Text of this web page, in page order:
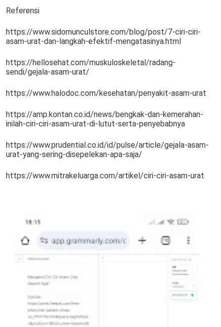
Referensi
https://www.sidomunculstore.com/blog/post/7-ciri-ciri-
asam-urat-dan-langkah-efektif-mengatasinya.html
https://hellosehat.com/muskuloskeletal/radang-
sendi/gejala-asam-urat/
https://www.halodoc.com/kesehatan/penyakit-asam-urat
https://amp.kontan.co.id/news/bengkak-dan-kemerahan-
inilah-ciri-ciri-asam-urat-di-lutut-serta-penyebabnya
https://www.prudential.co.id/id/pulse/article/gejala-asam-
urat-yang-sering-disepelekan-apa-saja/
https://www.mitrakeluarga.com/artikel/ciri-ciri-asam-urat